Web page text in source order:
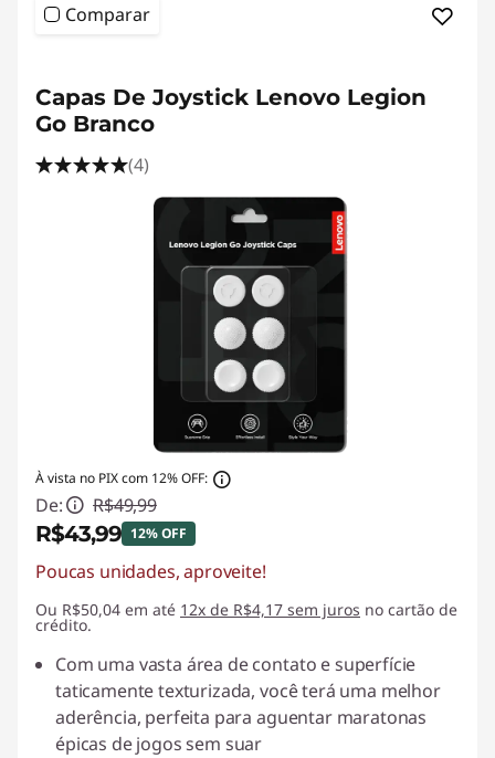
Comparar
Capas De Joystick Lenovo Legion
Go Branco
(4)
À vista no PIX com 12% OFF:
De: R$49,99
R$43,99 12% OFF
Economias instantâneas :
Poucas unidades, aproveite!
Ou R$50,04 em até 12x de R$4,17 sem juros no cartão de
crédito.
Com uma vasta área de contato e superfície
taticamente texturizada, você terá uma melhor
aderência, perfeita para aguentar maratonas
épicas de jogos sem suar